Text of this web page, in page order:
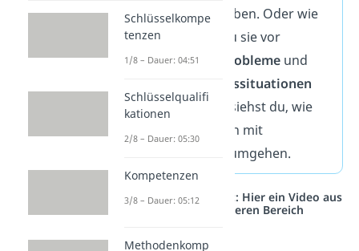
gemeistert haben. Oder wie
wärs, wenn du sie vor
spezifische Probleme und
Entscheidungssituationen
stellst? Dann siehst du, wie
die Kandidaten mit
Unsicherheit umgehen.
Studyflix vernetzt: Hier ein Video aus
einem anderen Bereich
Schlüsselkompe
tenzen
1/8 – Dauer: 04:51
Schlüsselqualifi
kationen
2/8 – Dauer: 05:30
Kompetenzen
3/8 – Dauer: 05:12
Methodenkomp